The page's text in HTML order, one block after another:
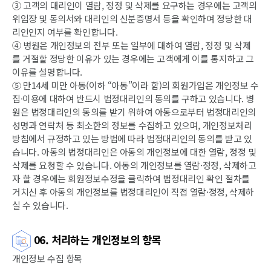
③ 고객의 대리인이 열람, 정정 및 삭제를 요구하는 경우에는 고객의
위임장 및 동의서와 대리인의 신분증명서 등을 확인하여 정당한 대
리인인지 여부를 확인합니다.
④ 병원은 개인정보의 전부 또는 일부에 대하여 열람, 정정 및 삭제
를 거절할 정당한 이유가 있는 경우에는 고객에게 이를 통지하고 그
이유를 설명합니다.
⑤ 만14세 미만 아동(이하 “아동”이라 함)의 회원가입은 개인정보 수
집·이용에 대하여 반드시 법정대리인의 동의를 구하고 있습니다. 병
원은 법정대리인의 동의를 받기 위하여 아동으로부터 법정대리인의
성명과 연락처 등 최소한의 정보를 수집하고 있으며, 개인정보처리
방침에서 규정하고 있는 방법에 따라 법정대리인의 동의를 받고 있
습니다. 아동의 법정대리인은 아동의 개인정보에 대한 열람, 정정 및
삭제를 요청할 수 있습니다. 아동의 개인정보를 열람·정정, 삭제하고
자 할 경우에는 회원정보수정을 클릭하여 법정대리인 확인 절차를
거치신 후 아동의 개인정보를 법정대리인이 직접 열람·정정, 삭제하
실 수 있습니다.
06. 처리하는 개인정보의 항목
개인정보 수집 항목